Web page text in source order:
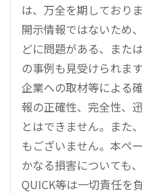
は、万全を期しており
開示情報ではないため
どに問題がある、また
の事例も見受けられま
企業への取材等による
報の正確性、完全性、
とはできません。また
もございません。本ペ
かなる損害についても
QUICK等は一切責任を